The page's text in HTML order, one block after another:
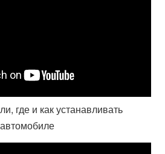
где и как устанавливать